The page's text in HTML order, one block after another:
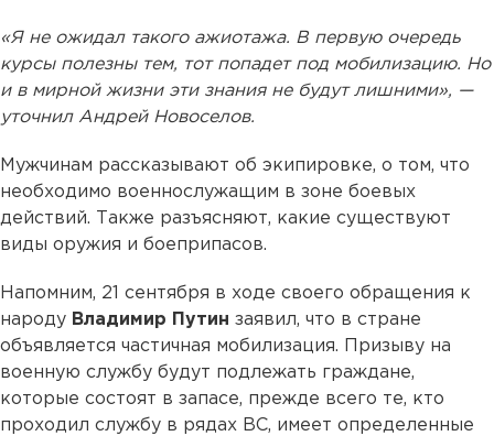
«Я не ожидал такого ажиотажа. В первую очередь
курсы полезны тем, тот попадет под мобилизацию. Но
и в мирной жизни эти знания не будут лишними», —
уточнил Андрей Новоселов.
Мужчинам рассказывают об экипировке, о том, что
необходимо военнослужащим в зоне боевых
действий. Также разъясняют, какие существуют
виды оружия и боеприпасов.
Напомним, 21 сентября в ходе своего обращения к
народу Владимир Путин заявил, что в стране
объявляется частичная мобилизация. Призыву на
военную службу будут подлежать граждане,
которые состоят в запасе, прежде всего те, кто
проходил службу в рядах ВС, имеет определенные